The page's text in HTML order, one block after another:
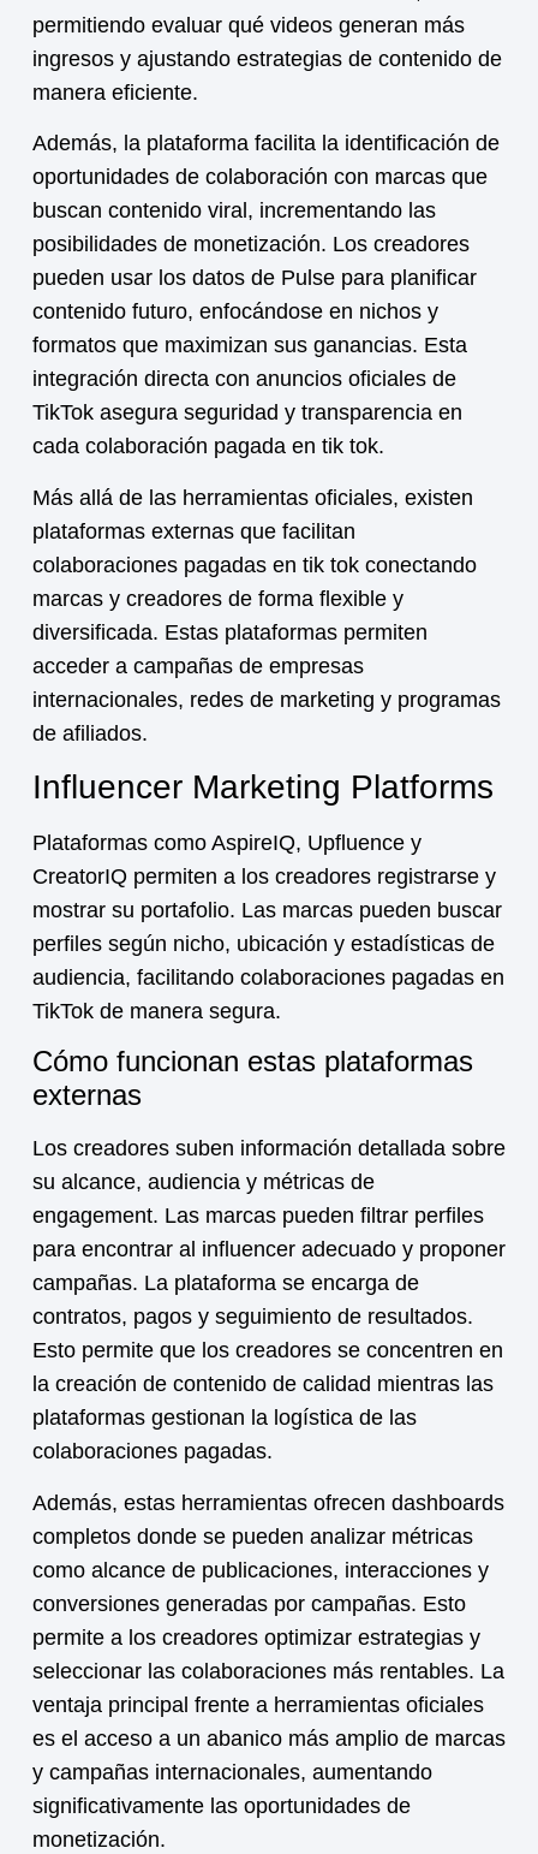
permitiendo evaluar qué videos generan más
ingresos y ajustando estrategias de contenido de
manera eficiente.
Además, la plataforma facilita la identificación de
oportunidades de colaboración con marcas que
buscan contenido viral, incrementando las
posibilidades de monetización. Los creadores
pueden usar los datos de Pulse para planificar
contenido futuro, enfocándose en nichos y
formatos que maximizan sus ganancias. Esta
integración directa con anuncios oficiales de
TikTok asegura seguridad y transparencia en
cada colaboración pagada en tik tok.
Más allá de las herramientas oficiales, existen
plataformas externas que facilitan
colaboraciones pagadas en tik tokconectando
marcas y creadores de forma flexible y
diversificada. Estas plataformas permiten
acceder a campañas de empresas
internacionales, redes de marketing y programas
de afiliados.
Influencer Marketing Platforms
Plataformas como AspireIQ, Upfluence y
CreatorIQ permiten a los creadores registrarse y
mostrar su portafolio. Las marcas pueden buscar
perfiles según nicho, ubicación y estadísticas de
audiencia, facilitando colaboraciones pagadas en
TikTok de manera segura.
Cómo funcionan estas plataformas
externas
Los creadores suben información detallada sobre
su alcance, audiencia y métricas de
engagement. Las marcas pueden filtrar perfiles
para encontrar al influencer adecuado y proponer
campañas. La plataforma se encarga de
contratos, pagos y seguimiento de resultados.
Esto permite que los creadores se concentren en
la creación de contenido de calidad mientras las
plataformas gestionan la logística de las
colaboraciones pagadas.
Además, estas herramientas ofrecen dashboards
completos donde se pueden analizar métricas
como alcance de publicaciones, interacciones y
conversiones generadas por campañas. Esto
permite a los creadores optimizar estrategias y
seleccionar las colaboraciones más rentables. La
ventaja principal frente a herramientas oficiales
es el acceso a un abanico más amplio de marcas
y campañas internacionales, aumentando
significativamente las oportunidades de
monetización.